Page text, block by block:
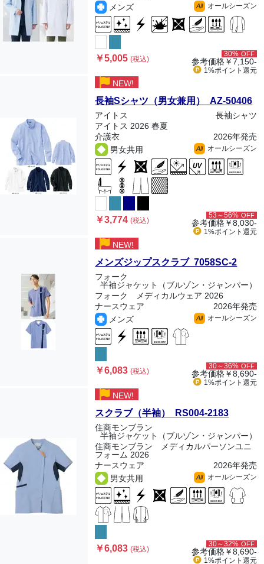
メンズ
All オールシーズン
￥5,005(税込)
30% OFF
参考価格￥7,150-
1%ポイント 還元
NEW!
長袖Sシャツ（男女兼用） AZ-50406
アイトス
長袖シャツ
アイトス 2026 春夏
介護衣
2026年発売
男女共用
All オールシーズン
￥3,774(税込)
53～56% OFF
参考価格￥8,030-
1%ポイント 還元
NEW!
メンズジップスクラブ 7058SC-2
フォーク
半袖ジャケット（ブルゾン・ジャンパー）
フォーク メディカルウェア 2026
ナースウェア
2026年発売
メンズ
All オールシーズン
￥6,083(税込)
30～36% OFF
参考価格￥8,690-
1%ポイント 還元
NEW!
スクラブ（半袖） RS004-2183
住商モンブラン
半袖ジャケット（ブルゾン・ジャンパー）
住商モンブラン メディカルパーソンユニ
フォーム 2026
ナースウェア
2026年発売
男女共用
All オールシーズン
￥6,083(税込)
30～32% OFF
参考価格￥8,690-
1%ポイント 還元